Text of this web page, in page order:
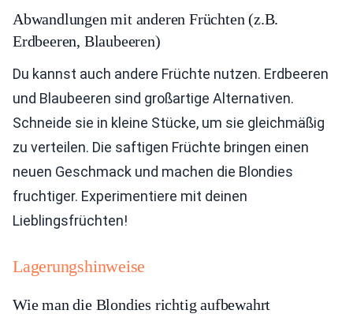
Abwandlungen mit anderen Früchten (z.B.
Erdbeeren, Blaubeeren)
Du kannst auch andere Früchte nutzen. Erdbeeren
und Blaubeeren sind großartige Alternativen.
Schneide sie in kleine Stücke, um sie gleichmäßig
zu verteilen. Die saftigen Früchte bringen einen
neuen Geschmack und machen die Blondies
fruchtiger. Experimentiere mit deinen
Lieblingsfrüchten!
Lagerungshinweise
Wie man die Blondies richtig aufbewahrt